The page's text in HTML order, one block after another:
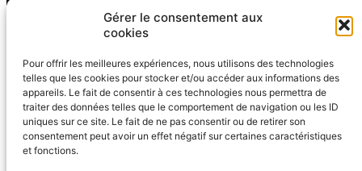
Gérer le consentement aux
cookies
Pour offrir les meilleures expériences, nous utilisons des technologies
telles que les cookies pour stocker et/ou accéder aux informations des
appareils. Le fait de consentir à ces technologies nous permettra de
traiter des données telles que le comportement de navigation ou les ID
uniques sur ce site. Le fait de ne pas consentir ou de retirer son
consentement peut avoir un effet négatif sur certaines caractéristiques
et fonctions.
CGV - Formation MixUP
CGV - Formation MixUP Pro
Avis de nos clients
Qui suis-je ?
FAQ
FORMULAIRE DE CONTACT